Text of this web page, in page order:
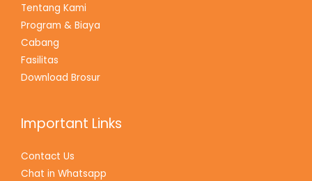
Tentang Kami
Program & Biaya
Cabang
Fasilitas
Download Brosur
Important Links
Contact Us
Chat in Whatsapp